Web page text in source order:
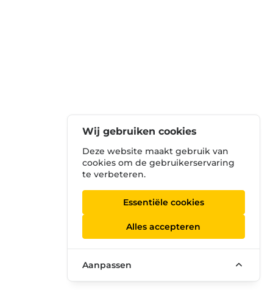
Wij gebruiken cookies
Deze website maakt gebruik van
cookies om de gebruikerservaring
te verbeteren.
Essentiële cookies
Alles accepteren
Aanpassen